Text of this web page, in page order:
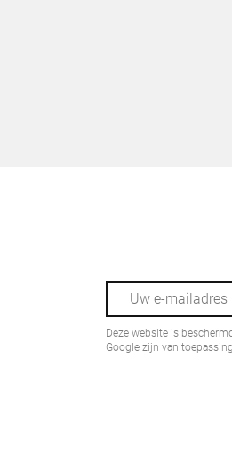
Deze website is
Google zijn van toepassing.